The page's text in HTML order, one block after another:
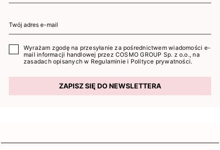
Wyrażam zgodę na przesyłanie za pośrednictwem wiadomości e-
mail informacji handlowej przez COSMO GROUP Sp. z o.o., na
zasadach opisanych w Regulaminie i Polityce prywatności.
ZAPISZ SIĘ DO NEWSLETTERA